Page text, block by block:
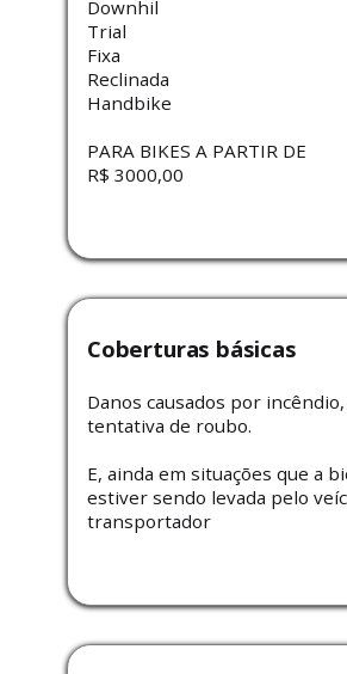
Downhil
Trial
Fixa
Reclinada
Handbike
PARA BIKES A PARTIR DE
R$ 3000,00
Coberturas básicas
Danos causados por
tentativa de roubo.
E, ainda em situações que a
estiver sendo levada pelo
transportador